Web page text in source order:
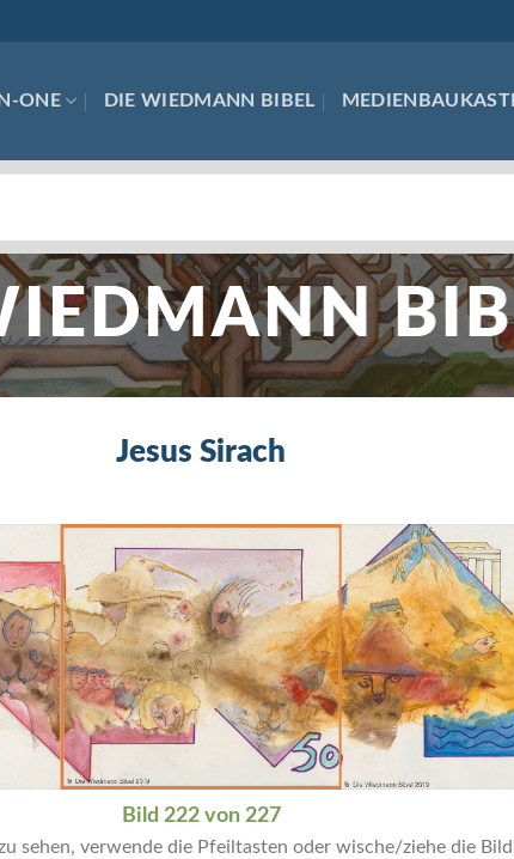
ONE DIE WIEDMANN BIBEL
Jesus Sirach
Bild 222 von 227
sehen, verwende die Pfeiltasten oder wische/ziehe die